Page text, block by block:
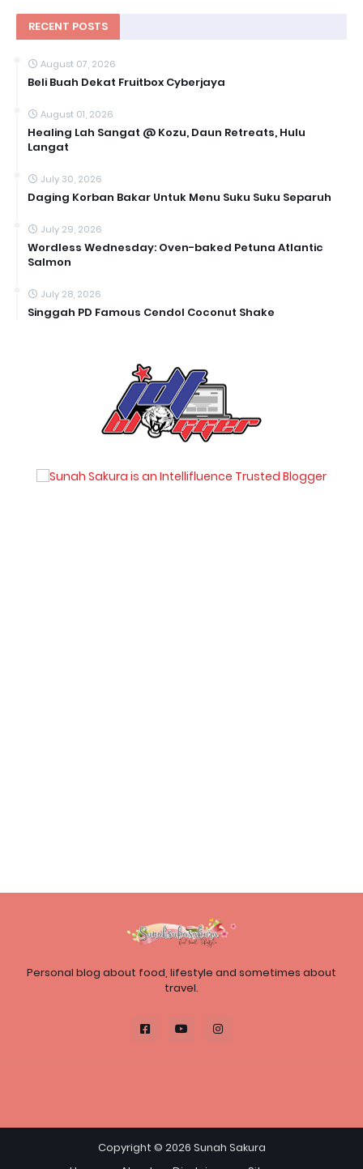
RECENT POSTS
August 07, 2026
Beli Buah Dekat Fruitbox Cyberjaya
August 01, 2026
Healing Lah Sangat @ Kozu, Daun Retreats, Hulu
Langat
July 30, 2026
Daging Korban Bakar Untuk Menu Suku Suku Separuh
July 29, 2026
Wordless Wednesday: Oven-baked Petuna Atlantic
Salmon
July 28, 2026
Singgah PD Famous Cendol Coconut Shake
Personal blog about food, lifestyle and sometimes about
travel.
Copyright © 2026 Sunah Sakura